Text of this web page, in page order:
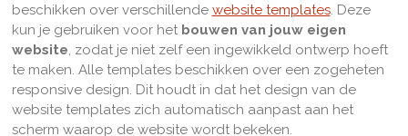
beschikken over verschillende website templates. Deze
kun je gebruiken voor het bouwen van jouw eigen
website, zodat je niet zelf een ingewikkeld ontwerp hoeft
te maken. Alle templates beschikken over een zogeheten
responsive design. Dit houdt in dat het design van de
website templates zich automatisch aanpast aan het
scherm waarop de website wordt bekeken.